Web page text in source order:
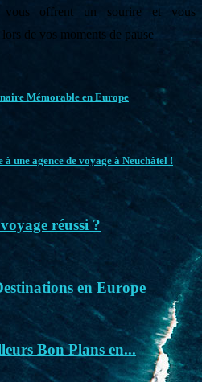
vous offrent un sourire et vous
de vos moments de pause
Mémorable en Europe
une agence de voyage à Neuchâtel !
réussi ?
en Europe
Bon Plans en...